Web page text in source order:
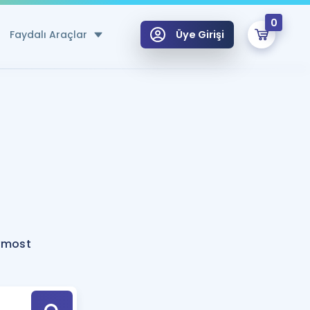
Faydalı Araçlar
Hesaplama Aracı
için Öneriler
Tek Takvimde
Üye Girişi
0
Hoca ile seni sınava hazırlayacak onlarca eğitim seni bekliyor!